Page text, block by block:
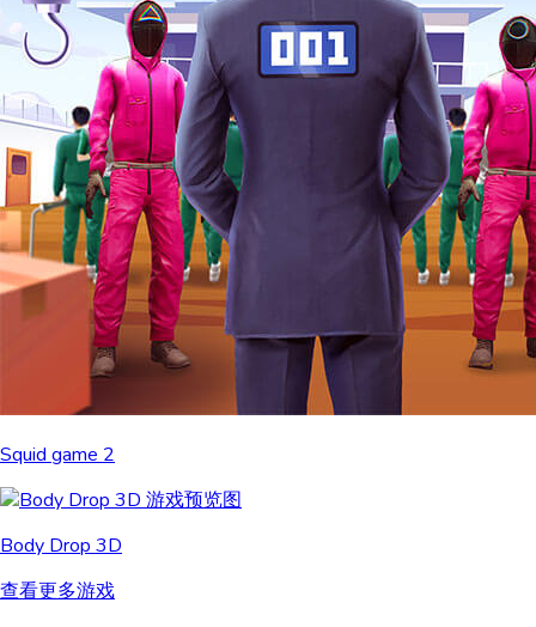
Squid game 2
Body Drop 3D
查看更多游戏